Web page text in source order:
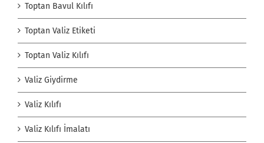
Toptan Bavul Kılıfı
Toptan Valiz Etiketi
Toptan Valiz Kılıfı
Valiz Giydirme
Valiz Kılıfı
Valiz Kılıfı İmalatı